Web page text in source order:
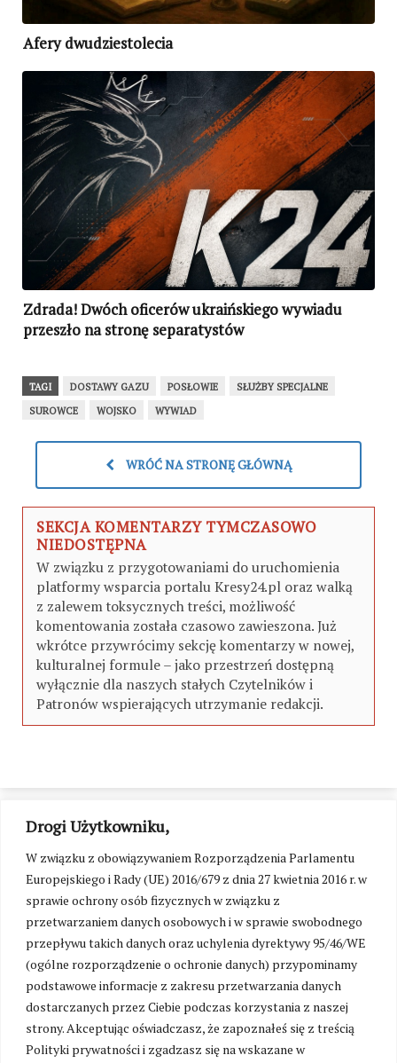
Drogi Użytkowniku,
W związku z obowiązywaniem Rozporządzenia Parlamentu
Europejskiego i Rady (UE) 2016/679 z dnia 27 kwietnia 2016 r. w
sprawie ochrony osób fizycznych w związku z
przetwarzaniem danych osobowych i w sprawie swobodnego
przepływu takich danych oraz uchylenia dyrektywy 95/46/WE
(ogólne rozporządzenie o ochronie danych) przypominamy
podstawowe informacje z zakresu przetwarzania danych
dostarczanych przez Ciebie podczas korzystania z naszej
strony. Akceptując oświadczasz, że zapoznałeś się z treścią
Polityki prywatności i zgadzasz się na wskazane w
Afery dwudziestolecia
Zdrada! Dwóch oficerów ukraińskiego wywiadu
przeszło na stronę separatystów
TAGI DOSTAWY GAZU POSŁOWIE
SŁUŻBY SPECJALNE
SUROWCE
WOJSKO WYWIAD
WRÓĆ NA STRONĘ GŁÓWNĄ
SEKCJA KOMENTARZY TYMCZASOWO
NIEDOSTĘPNA
W związku z przygotowaniami do uruchomienia
platformy wsparcia portalu Kresy24.pl oraz walką
z zalewem toksycznych treści, możliwość
komentowania została czasowo zawieszona. Już
wkrótce przywrócimy sekcję komentarzy w nowej,
kulturalnej formule – jako przestrzeń dostępną
wyłącznie dla naszych stałych Czytelników i
Patronów wspierających utrzymanie redakcji.